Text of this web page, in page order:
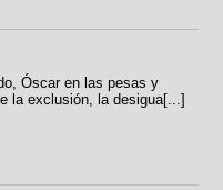
Óscar en las pesas y
la exclusión, la desigua[...]